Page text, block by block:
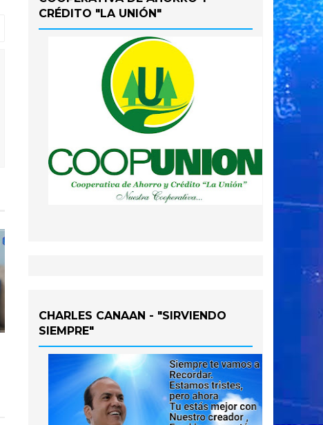
CRÉDITO "LA UNIÓN"
CHARLES CANAAN - "SIRVIENDO
SIEMPRE"